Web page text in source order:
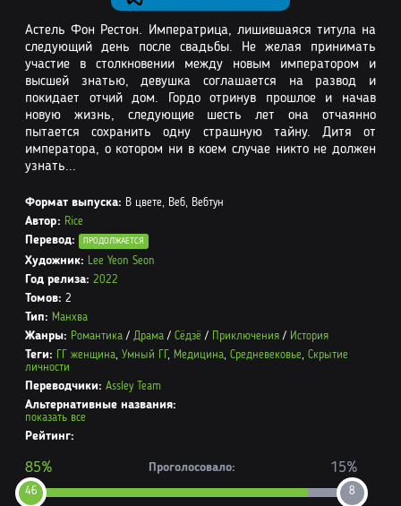
Астель Фон Рестон. Императрица, лишившаяся титула на
следующий день после свадьбы. Не желая принимать
участие в столкновении между новым императором и
высшей знатью, девушка соглашается на развод и
покидает отчий дом. Гордо отринув прошлое и начав
новую жизнь, следующие шесть лет она отчаянно
пытается сохранить одну страшную тайну. Дитя от
императора, о котором ни в коем случае никто не должен
узнать...
Формат выпуска: В цвете, Веб, Вебтун
Автор: Rice
Перевод: ПРОДОЛЖАЕТСЯ
Художник: Lee Yeon Seon
Год релиза: 2022
Томов: 2
Тип: Манхва
Жанры: Романтика / Драма / Сёдзё / Приключения / История
Теги: ГГ женщина, Умный ГГ , Медицина, Средневековье, Скрытие
личности
Переводчики: Assley Team
Альтернативные названия:
показать все
Рейтинг:
46
85% Проголосовало:
8
15%